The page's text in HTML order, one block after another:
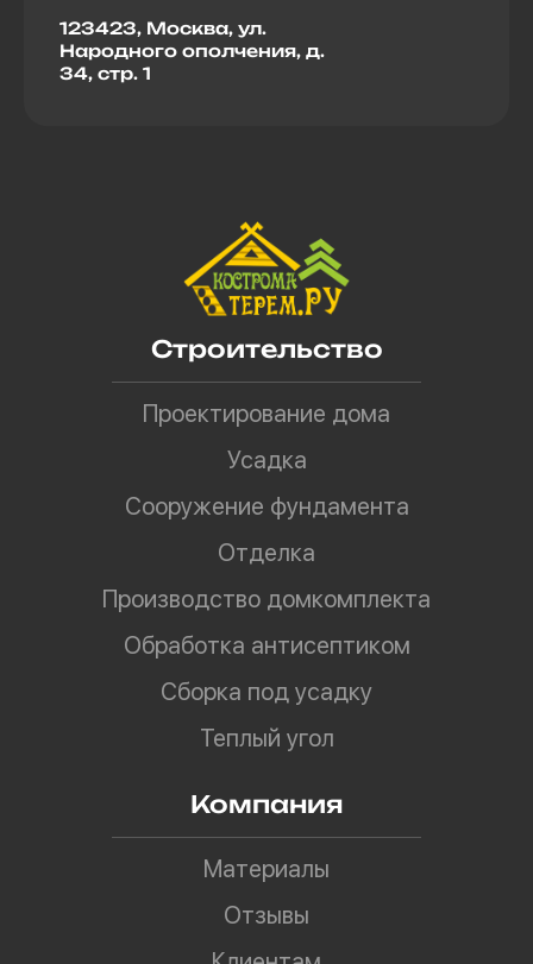
123423, Москва, ул.
Народного ополчения, д.
34, стр. 1
Строительство
Проектирование дома
Усадка
Сооружение фундамента
Отделка
Производство домкомплекта
Обработка антисептиком
Сборка под усадку
Теплый угол
Компания
Материалы
Отзывы